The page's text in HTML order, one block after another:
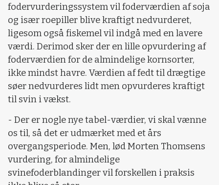
fodervurderingssystem vil foderværdien af soja
og især roepiller blive kraftigt nedvurderet,
ligesom også fiskemel vil indgå med en lavere
værdi. Derimod sker der en lille opvurdering af
foderværdien for de almindelige kornsorter,
ikke mindst havre. Værdien af fedt til drægtige
søer nedvurderes lidt men opvurderes kraftigt
til svin i vækst.
- Der er nogle nye tabel-værdier, vi skal vænne
os til, så det er udmærket med et års
overgangsperiode. Men, lød Morten Thomsens
vurdering, for almindelige
svinefoderblandinger vil forskellen i praksis